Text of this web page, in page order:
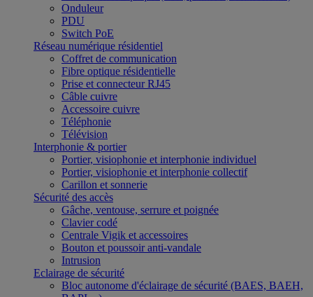
Onduleur
PDU
Switch PoE
Réseau numérique résidentiel
Coffret de communication
Fibre optique résidentielle
Prise et connecteur RJ45
Câble cuivre
Accessoire cuivre
Téléphonie
Télévision
Interphonie & portier
Portier, visiophonie et interphonie individuel
Portier, visiophonie et interphonie collectif
Carillon et sonnerie
Sécurité des accès
Gâche, ventouse, serrure et poignée
Clavier codé
Centrale Vigik et accessoires
Bouton et poussoir anti-vandale
Intrusion
Eclairage de sécurité
Bloc autonome d'éclairage de sécurité (BAES, BAEH,